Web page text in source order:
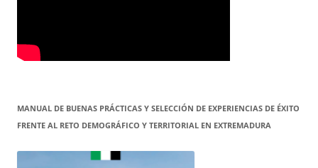
MANUAL DE BUENAS PRÁCTICAS Y SELECCIÓN DE EXPERIENCIAS DE ÉXITO
FRENTE AL RETO DEMOGRÁFICO Y TERRITORIAL EN EXTREMADURA